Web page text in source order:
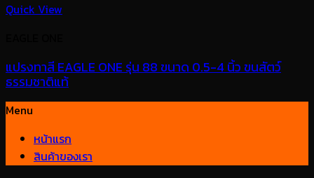
Quick View
แปรงทาสี EAGLE ONE รุ่น 88 ขนาด 0.5-4 นิ้ว ขนสัตว์
ธรรมชาติแท้
Menu
หน้าแรก
สินค้าของเรา